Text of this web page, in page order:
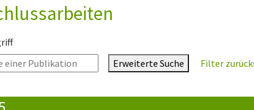
Erweiterte Suche
Filter